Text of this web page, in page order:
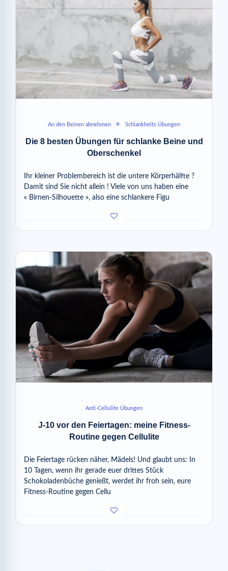
An den Beinen abnehmen Schlankheits Übungen
Die 8 besten Übungen für schlanke Beine und
Oberschenkel
Ihr kleiner Problembereich ist die untere Körperhälfte ?
Damit sind Sie nicht allein ! Viele von uns haben eine
« Birnen-Silhouette », also eine schlankere Figu
Anti-Cellulite Übungen
J-10 vor den Feiertagen: meine Fitness-
Routine gegen Cellulite
Die Feiertage rücken näher, Mädels! Und glaubt uns: In
10 Tagen, wenn ihr gerade euer drittes Stück
Schokoladenbûche genießt, werdet ihr froh sein, eure
Fitness-Routine gegen Cellu